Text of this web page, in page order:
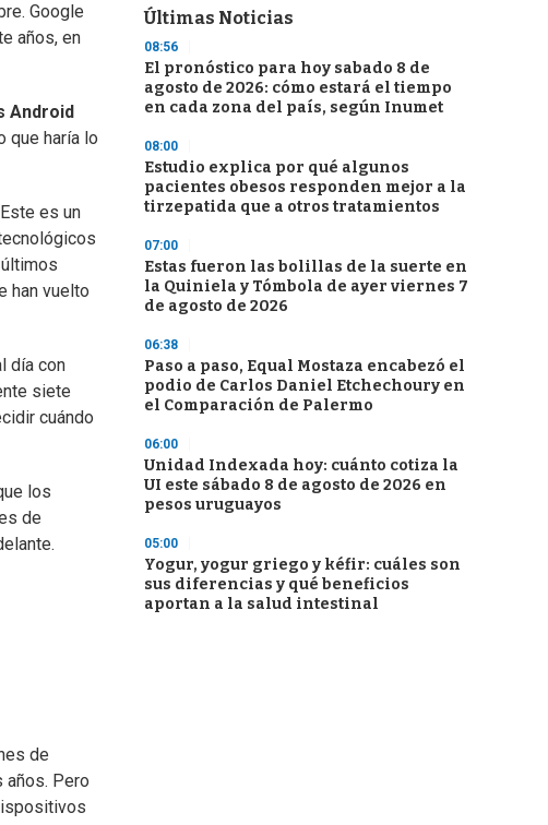
Google
años, en
Android
que haría lo
es un
han vuelto
día con
siete
cuándo
los
de
de
años. Pero
Últimas Noticias
08:56
El pronóstico para hoy sabado 8 de
agosto de 2026: cómo estará el tiempo
en cada zona del país, según Inumet
08:00
Estudio explica por qué algunos
pacientes obesos responden mejor a la
tirzepatida que a otros tratamientos
07:00
Estas fueron las bolillas de la suerte en
la Quiniela y Tómbola de ayer viernes 7
de agosto de 2026
06:38
Paso a paso, Equal Mostaza encabezó el
podio de Carlos Daniel Etchechoury en
el Comparación de Palermo
06:00
Unidad Indexada hoy: cuánto cotiza la
UI este sábado 8 de agosto de 2026 en
pesos uruguayos
05:00
Yogur, yogur griego y kéfir: cuáles son
sus diferencias y qué beneficios
aportan a la salud intestinal